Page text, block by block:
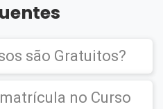
são Gratuitos?
no Curso